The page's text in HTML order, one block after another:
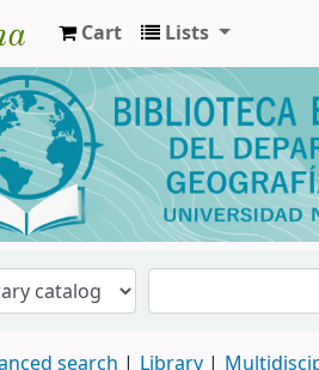
de Geografía y Turismo
Cart Lists
search Library